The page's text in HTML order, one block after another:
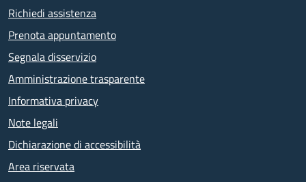
Richiedi assistenza
Prenota appuntamento
Segnala disservizio
Amministrazione trasparente
Informativa privacy
Note legali
Dichiarazione di accessibilità
Area riservata